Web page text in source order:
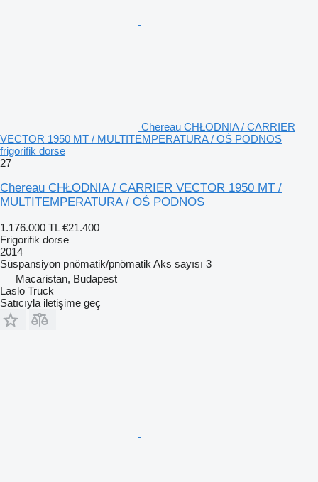
Chereau CHŁODNIA / CARRIER
VECTOR 1950 MT / MULTITEMPERATURA / OŚ PODNOS
frigorifik dorse
27
Chereau CHŁODNIA / CARRIER VECTOR 1950 MT /
MULTITEMPERATURA / OŚ PODNOS
1.176.000 TL €21.400
Frigorifik dorse
2014
Süspansiyon pnömatik/pnömatik Aks sayısı 3
Macaristan, Budapest
Laslo Truck
Satıcıyla iletişime geç